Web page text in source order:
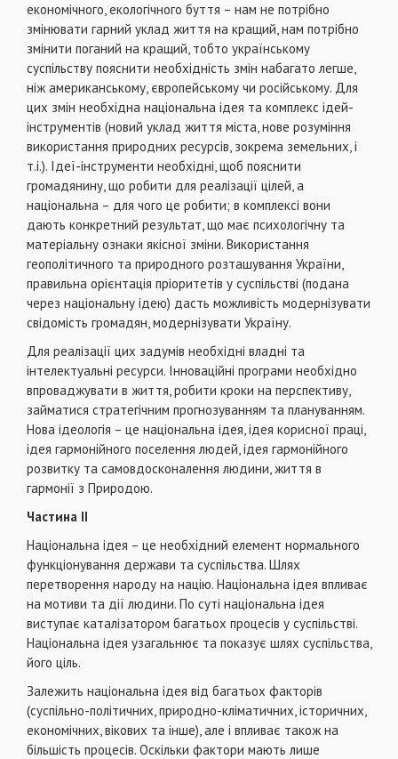
економiчного, екологiчного буття – нам не потрiбно
змiнювати гарний уклад життя на кращий, нам потрiбно
змiнити поганий на кращий, тобто українському
суспiльству пояснити необхiднiсть змiн набагато легше,
нiж американському, європейському чи росiйському. Для
цих змiн необхiдна нацiональна iдея та комплекс iдей-
iнструментiв (новий уклад життя мiста, нове розумiння
використання природних ресурсiв, зокрема земельних, i
т.i.). Ідеї-iнструменти необхiднi, щоб пояснити
громадянину, що робити для реалiзацiї цiлей, а
нацiональна – для чого це робити; в комплексi вони
дають конкретний результат, що має психологiчну та
матерiальну ознаки якiсної змiни. Використання
геополiтичного та природного розташування України,
правильна орiєнтацiя прiоритетiв у суспiльствi (подана
через нацiональну iдею) дасть можливiсть модернiзувати
свiдомiсть громадян, модернiзувати Україну.
Для реалiзацiї цих задумiв необхiднi владнi та
iнтелектуальнi ресурси. Інновацiйнi програми необхiдно
впроваджувати в життя, робити кроки на перспективу,
займатися стратегiчним прогнозуванням та плануванням.
Нова iдеологiя – це нацiональна iдея, iдея корисної працi,
iдея гармонiйного поселення людей, iдея гармонiйного
розвитку та самовдосконалення людини, життя в
гармонiї з Природою.
Частина ІІ
Нацiональна iдея – це необхiдний елемент нормального
функцiонування держави та суспiльства. Шлях
перетворення народу на нацiю. Нацiональна iдея впливає
на мотиви та дiї людини. По сутi нацiональна iдея
виступає каталiзатором багатьох процесiв у суспiльствi.
Нацiональна iдея узагальнює та показує шлях суспiльства,
його цiль.
Залежить нацiональна iдея вiд багатьох факторiв
(суспiльно-полiтичних, природно-клiматичних, iсторичних,
економiчних, вiкових та iнше), але i впливає також на
бiльшiсть процесiв. Оскiльки фактори мають лише